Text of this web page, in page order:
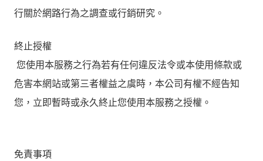
行關於網路行為之調查或行銷研究。
終止授權
您使用本服務之行為若有任何違反法令或本使用條款或
危害本網站或第三者權益之虞時，本公司有權不經告知
您，立即暫時或永久終止您使用本服務之授權。
免責事項